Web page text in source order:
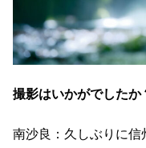
撮影はいかがでしたか
南沙良：久しぶりに